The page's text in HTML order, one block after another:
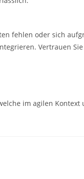
fehlen oder sich
Vertrauen
im agilen